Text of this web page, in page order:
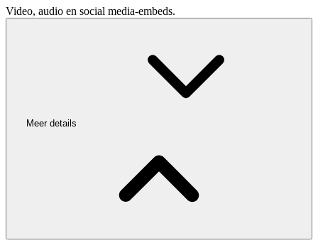
Video, audio en social media-embeds.
Meer details